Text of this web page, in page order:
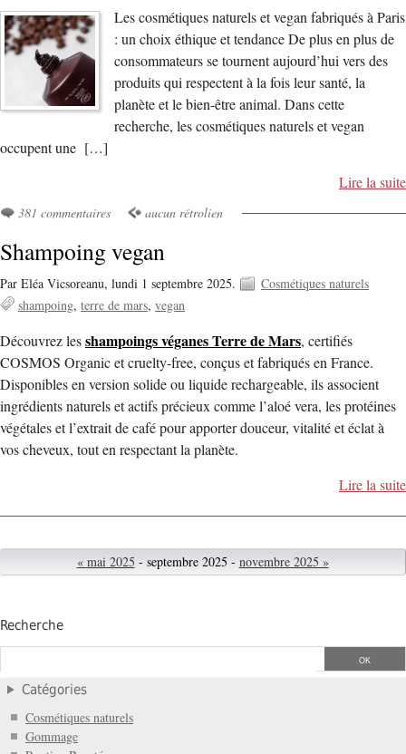
Les cosmétiques naturels et vegan fabriqués à Paris
: un choix éthique et tendance De plus en plus de
consommateurs se tournent aujourd’hui vers des
produits qui respectent à la fois leur santé, la
planète et le bien-être animal. Dans cette
recherche, les cosmétiques naturels et vegan
occupent une […]
Lire la suite
381 commentaires aucun rétrolien
Shampoing vegan
Par Eléa Vicsoreanu, lundi 1 septembre 2025.
Cosmétiques naturels
shampoing terre de mars vegan
Découvrez lesshampoings véganes Terre de Mars, certifiés
COSMOS Organic et cruelty-free, conçus et fabriqués en France.
Disponibles en version solide ou liquide rechargeable, ils associent
ingrédients naturels et actifs précieux comme l’aloé vera, les protéines
végétales et l’extrait de café pour apporter douceur, vitalité et éclat à
vos cheveux, tout en respectant la planète.
Lire la suite
« mai 2025 - septembre 2025 - novembre 2025 »
Recherche
Catégories
Cosmétiques naturels
Gommage